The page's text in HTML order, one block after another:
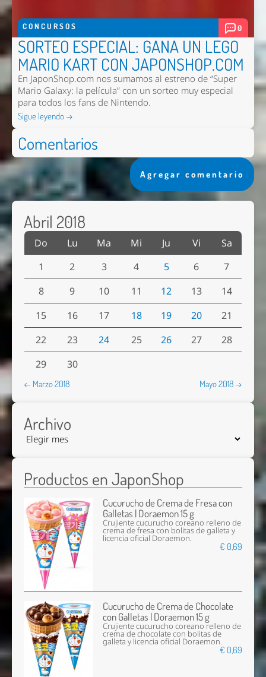
CONCURSOS 0
SORTEO ESPECIAL: GANA UN LEGO
MARIO KART CON JAPONSHOP.COM
En JaponShop.com nos sumamos al estreno de “Super
Mario Galaxy: la película” con un sorteo muy especial
para todos los fans de Nintendo.
Sigue leyendo →
Comentarios
Agregar comentario
Abril 2018
Do Lu Ma Mi Ju Vi
Sa
1
2 3 4 5 6
7
8
9 10 11 12 13
14
15
16 17 18 19 20
21
22
23 24 25 26 27
28
29
30
← Marzo 2018 Mayo 2018 →
Archivo
Productos en JaponShop
Cucurucho de Crema de Fresa con
Galletas | Doraemon 15 g
Crujiente cucurucho coreano relleno de
crema de fresa con bolitas de galleta y
licencia oficial Doraemon.
€ 0,69
Cucurucho de Crema de Chocolate
con Galletas | Doraemon 15 g
Crujiente cucurucho coreano relleno de
crema de chocolate con bolitas de
galleta y licencia oficial Doraemon.
€ 0,69